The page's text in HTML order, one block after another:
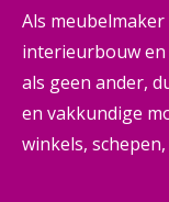
Als
interieurbouw en
als geen ander,
en vakkundige
winkels,